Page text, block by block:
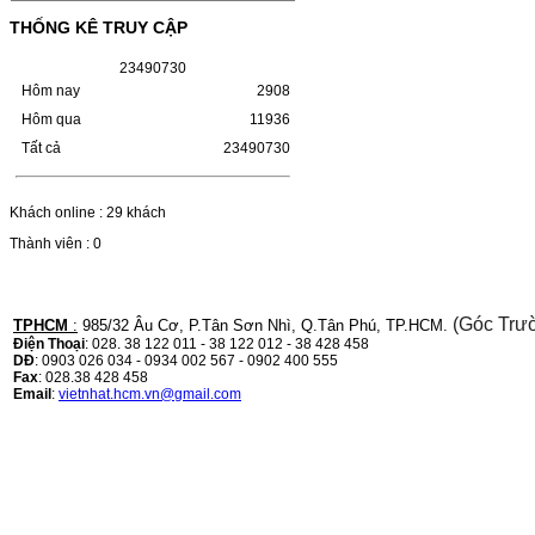
(W1110A) CHO DÒNG MÁY
HỘP MỰC HP 110A (W1110A) CHO DÒNG
Hộp mực HP 110A (W1110A)- Loại mực:
Mực in laser trắng đenSỬ DỤNG CHO MÁY
IN:- HP…
Chọn mua
243/MF 461DW
HỘP MỰC CANON CRG-070 CHO DÒNG
MÁY LBP 243/MF 461DW MÃ HỘP MỰC:–
Hộp mực Canon CRG-070– Loại mực: Mực
THỐNG KÊ TRUY CẬP
23490730
Hôm nay
Hôm qua
Tất cả
2908
11936
23490730
Khách online : 29 khách
Thành viên : 0
TPHCM : 985/32 Âu Cơ, P.Tân Sơn Nhì, Q.Tân Phú, TP.HCM. (Góc
Điện Thoại: 028. 38 122 011 - 38 122 012 - 38 428 458
DĐ: 0903 026 034 - 0934 002 567 - 0902 400 555
Fax: 028.38 428 458
Email: vietnhat.hcm.vn@gmail.com